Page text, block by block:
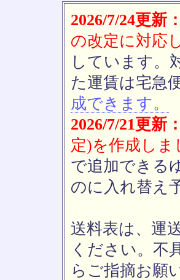
2026/7/24更新：
の改定に対応
しています。
た運賃は宅急
成できます。
2026/7/21更新：
定)を作成しま
で追加できる
のに入れ替え
送料表は、運
ください。不
らご指摘お願